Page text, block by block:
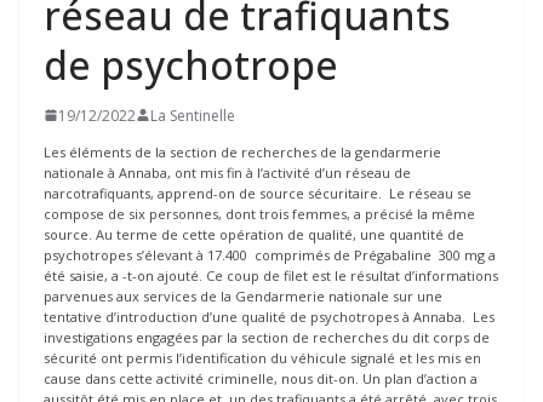
réseau de trafiquants
de psychotrope
19/12/2022 La Sentinelle
Les éléments de la section de recherches de la gendarmerie
nationale à Annaba, ont mis fin à l’activité d’un réseau de
narcotrafiquants, apprend-on de source sécuritaire. Le réseau se
compose de six personnes, dont trois femmes, a précisé la même
source. Au terme de cette opération de qualité, une quantité de
psychotropes s’élevant à 17.400 comprimés de Prégabaline 300 mg a
été saisie, a -t-on ajouté. Ce coup de filet est le résultat d’informations
parvenues aux services de la Gendarmerie nationale sur une
tentative d’introduction d’une qualité de psychotropes à Annaba. Les
investigations engagées par la section de recherches du dit corps de
sécurité ont permis l’identification du véhicule signalé et les mis en
cause dans cette activité criminelle, nous dit-on. Un plan d’action a